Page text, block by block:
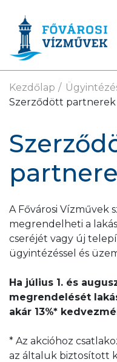
Kezdőlap
Szerződött partnerek
A Fővárosi Vízművek
megrendelheti a
cseréjét vagy új
ügyintézéssel és
Ha július 1. és
megrendelését
akár 13%*
* Az akcióhoz
az általuk biztosított